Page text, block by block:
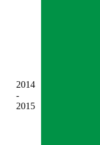
2014
-
2015